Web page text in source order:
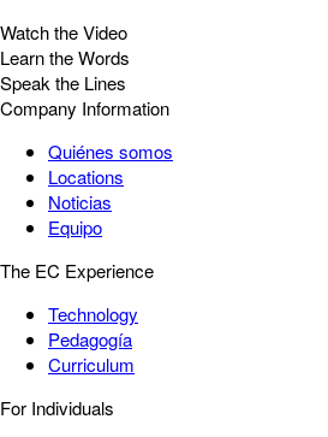
Watch the Video
Learn the Words
Speak the Lines
Company Information
Quiénes somos
Locations
Noticias
Equipo
The EC Experience
Technology
Pedagogía
Curriculum
For Individuals